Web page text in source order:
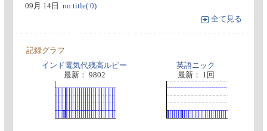
09月 14日
no title( 0)
全て見る
記録グラフ
インド電気代残高ルピー
最新： 9802
英語ニック
最新： 1回